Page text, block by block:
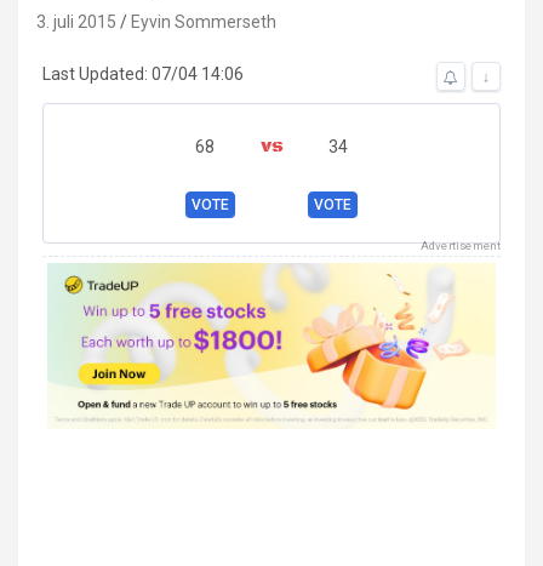
3. juli 2015 Eyvin Sommerseth
Last Updated: 07/04 14:06 ↓
68 34
VOTE VOTE
Advertisement